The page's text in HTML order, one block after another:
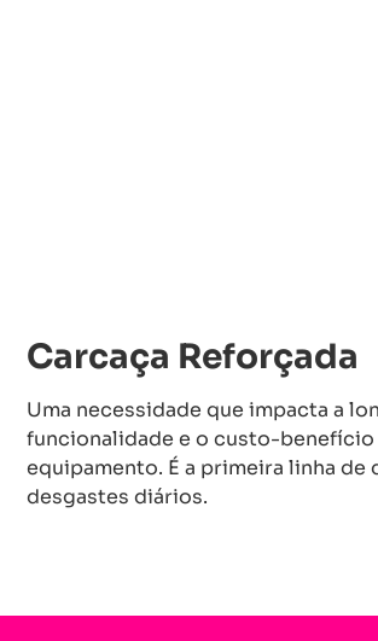
Carcaça Reforçada
Uma necessidade que impacta a
funcionalidade e o custo-benefício
equipamento. É a primeira linha de
desgastes diários.